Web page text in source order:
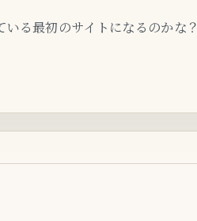
る最初のサイトになるのかな？